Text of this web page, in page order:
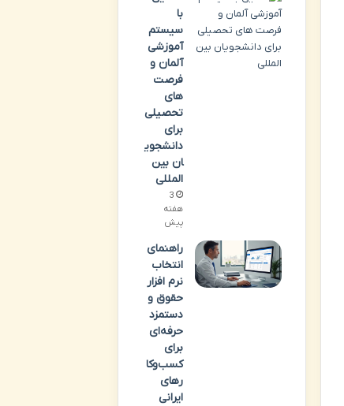
با
سیستم
آموزشی
آلمان و
فرصت
های
تحصیلی
برای
دانشجوی
ان بین
المللی
3
هفته
پیش
راهنمای
انتخاب
نرم افزار
حقوق و
دستمزد
حرفه‌ای
برای
کسب‌وکا
رهای
ایرانی